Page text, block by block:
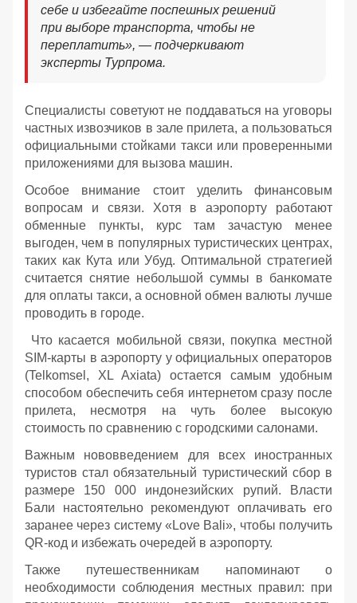
себе и избегайте поспешных решений
при выборе транспорта, чтобы не
переплатить», — подчеркивают
эксперты Турпрома.
Специалисты советуют не поддаваться на уговоры
частных извозчиков в зале прилета, а пользоваться
официальными стойками такси или проверенными
приложениями для вызова машин.
Особое внимание стоит уделить финансовым
вопросам и связи. Хотя в аэропорту работают
обменные пункты, курс там зачастую менее
выгоден, чем в популярных туристических центрах,
таких как Кута или Убуд. Оптимальной стратегией
считается снятие небольшой суммы в банкомате
для оплаты такси, а основной обмен валюты лучше
проводить в городе.
Что касается мобильной связи, покупка местной
SIM-карты в аэропорту у официальных операторов
(Telkomsel, XL Axiata) остается самым удобным
способом обеспечить себя интернетом сразу после
прилета, несмотря на чуть более высокую
стоимость по сравнению с городскими салонами.
Важным нововведением для всех иностранных
туристов стал обязательный туристический сбор в
размере 150 000 индонезийских рупий. Власти
Бали настоятельно рекомендуют оплачивать его
заранее через систему «Love Bali», чтобы получить
QR-код и избежать очередей в аэропорту.
Также путешественникам напоминают о
необходимости соблюдения местных правил: при